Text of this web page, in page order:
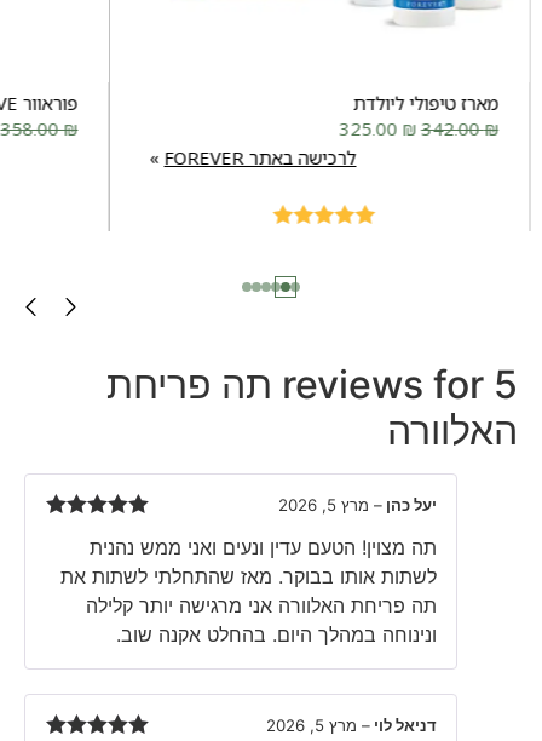
מארז טיפולי ליולדת
342.00₪
325.00 ₪
לרכישה באתר FOREVER
פוראוור MOVE
358.00₪
5 reviews for
תה פריחת
האלוורה
of 5
יעל כהן – מרץ 5, 2026
תה מצוין! הטעם עדין ונעים ואני ממש נהנית
לשתות אותו בבוקר. מאז שהתחלתי לשתות את
תה פריחת האלוורה אני מרגישה יותר קלילה
ונינוחה במהלך היום. בהחלט אקנה שוב.
דניאל לוי – מרץ 5, 2026